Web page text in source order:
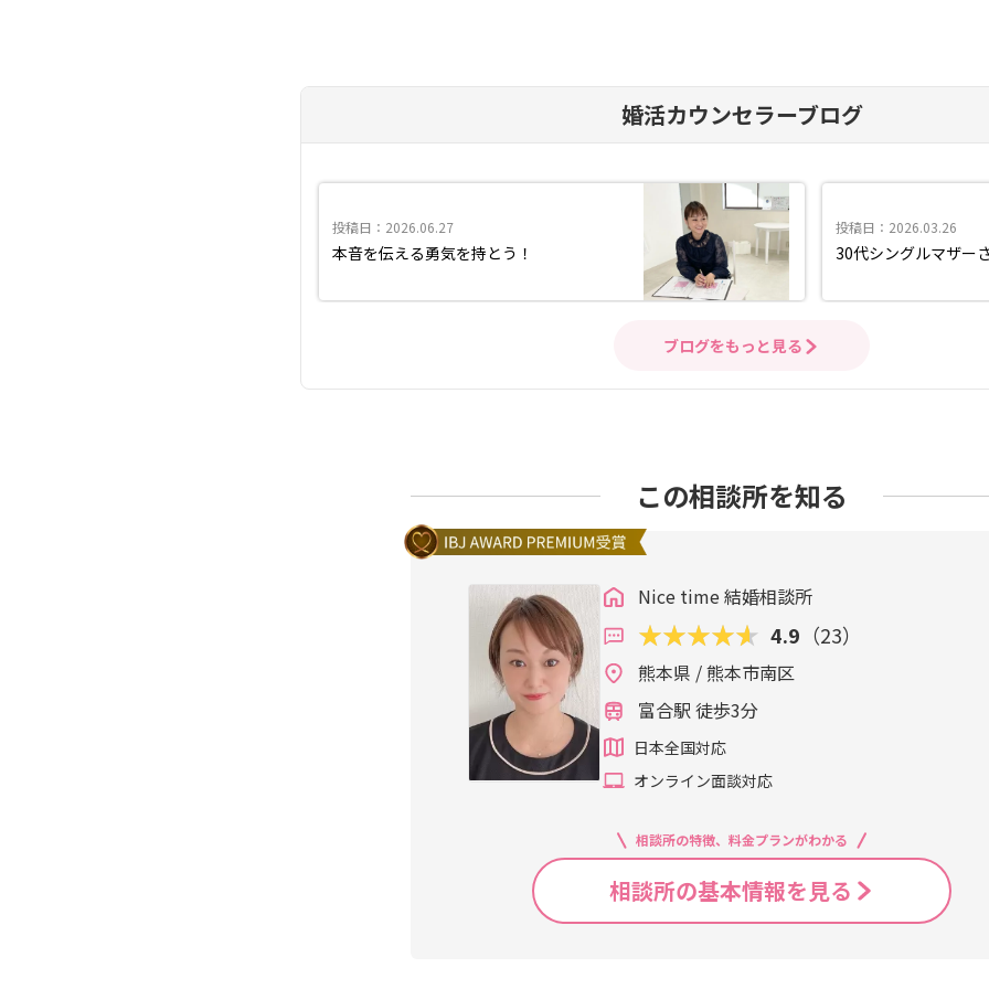
婚活カウンセラーブログ
投稿日：2026.06.27
本音を伝える勇気を持とう！
投稿日：2026.03.26
30代シングルマザー
ブログをもっと見る
この相談所を知る
Nice time 結婚相談所
4.9 （23）
熊本県 / 熊本市南区
富合駅 徒歩3分
日本全国対応
オンライン面談対応
相談所の特徴、料金プランがわかる
相談所の基本情報を見る